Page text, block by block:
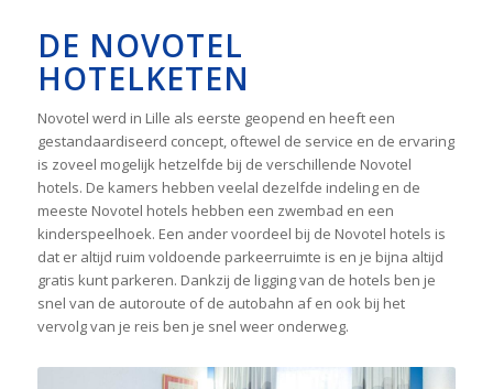
DE NOVOTEL
HOTELKETEN
Novotel werd in Lille als eerste geopend en heeft een
gestandaardiseerd concept, oftewel de service en de ervaring
is zoveel mogelijk hetzelfde bij de verschillende Novotel
hotels. De kamers hebben veelal dezelfde indeling en de
meeste Novotel hotels hebben een zwembad en een
kinderspeelhoek. Een ander voordeel bij de Novotel hotels is
dat er altijd ruim voldoende parkeerruimte is en je bijna altijd
gratis kunt parkeren. Dankzij de ligging van de hotels ben je
snel van de autoroute of de autobahn af en ook bij het
vervolg van je reis ben je snel weer onderweg.